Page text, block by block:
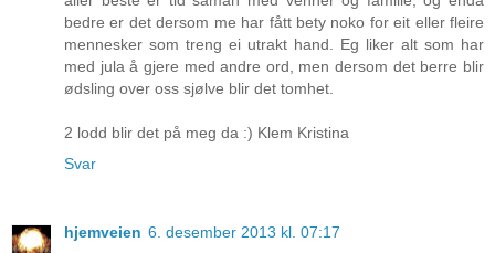
bedre er det dersom me har fått bety noko for eit eller fleire
mennesker som treng ei utrakt hand. Eg liker alt som har
med jula å gjere med andre ord, men dersom det berre blir
ødsling over oss sjølve blir det tomhet.
2 lodd blir det på meg da :) Klem Kristina
Svar
hjemveien 6. desember 2013 kl. 07:17